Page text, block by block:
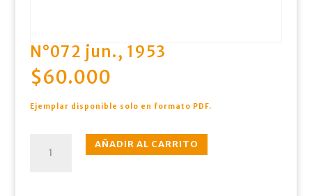
N°072 jun., 1953
$60.000
Ejemplar disponible solo en formato PDF.
jun.,
AÑADIR AL CARRITO